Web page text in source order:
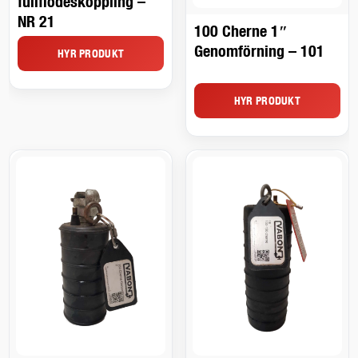
NR 21
HYR PRODUKT
100 Cherne 1″
Genomförning – 101
HYR PRODUKT